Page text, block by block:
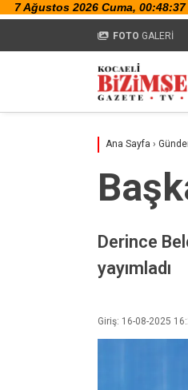
FOTO GALERİ
Ana Sayfa ›
Derince
yayımladı
Giriş: 16-08-2025